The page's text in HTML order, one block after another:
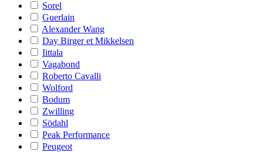
Sorel
Guerlain
Alexander Wang
Day Birger et Mikkelsen
Iittala
Vagabond
Roberto Cavalli
Wolford
Bodum
Zwilling
Södahl
Peak Performance
Peugeot